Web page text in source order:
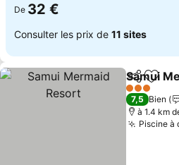
De 32 €
Consulter les prix de 11 sites
Partager
Samui
3 Étoiles
7,5 Bien
à 1.4 km
Piscine à